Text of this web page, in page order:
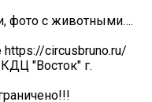
фото с животными….
circusbruno.ru/
"Восток" г.